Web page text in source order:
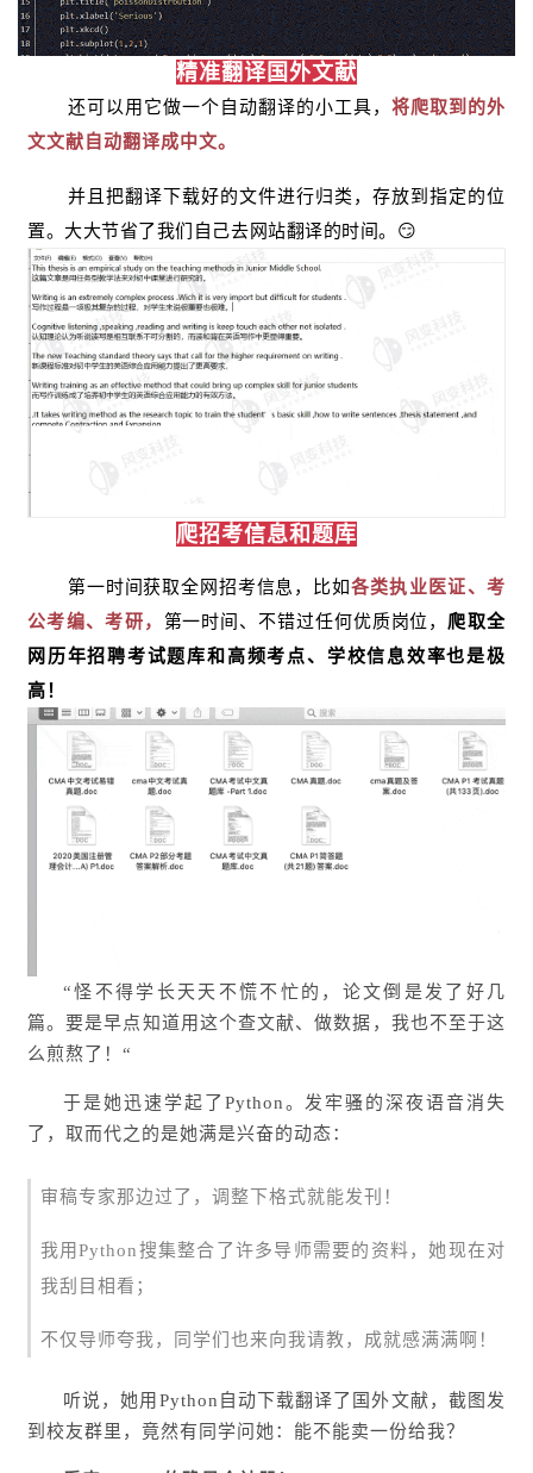
精准翻译国外文献
还可以用它做一个自动翻译的小工具， 将爬取到的外
文文献自动翻译成中文。
并且把翻译下载好的文件进行归类，存放到指定的位
置。大大节省了我们自己去网站翻译的时间。😏
爬招考信息和题库
第一时间获取全网招考信息，比如各类执业医证、考
公考编、考研， 第一时间、不错过任何优质岗位， 爬取全
网历年招聘考试题库和高频考点、学校信息效率也是极
高！
“怪不得学长天天不慌不忙的，论文倒是发了好几
篇。要是早点知道用这个查文献、做数据，我也不至于这
么煎熬了！“
于是她迅速学起了Python。发牢骚的深夜语音消失
了，取而代之的是她满是兴奋的动态：
审稿专家那边过了，调整下格式就能发刊！
我用Python搜集整合了许多导师需要的资料，她现在对
我刮目相看；
不仅导师夸我，同学们也来向我请教，成就感满满啊！
听说，她用Python自动下载翻译了国外文献，截图发
到校友群里，竟然有同学问她：能不能卖一份给我？